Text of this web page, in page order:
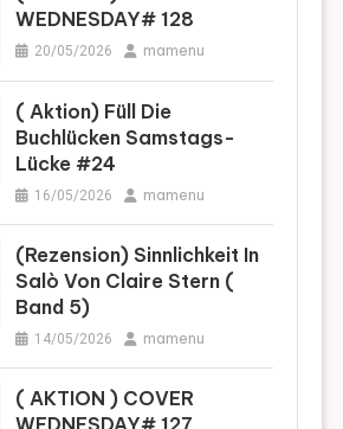
WEDNESDAY# 128
20/05/2026 mamenu
( Aktion) Füll Die
Buchlücken Samstags-
Lücke #24
16/05/2026 mamenu
(Rezension) Sinnlichkeit In
Salò Von Claire Stern (
Band 5)
14/05/2026 mamenu
( AKTION ) COVER
WEDNESDAY# 127